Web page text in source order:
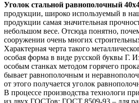
Уголок стальной равнополочный
продукции, широко используемый в
продукции самая значительная
небольшом весе. Отсюда понятно,
сооружении очень многих
Характерная черта такого
особая форма в виде русской буквы Г.
особым станках методом горячего
бывает равнополочным и
от этого получается уголок
В процессе производства технологи